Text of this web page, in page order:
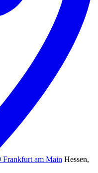
Frankfurt am Main Hessen,